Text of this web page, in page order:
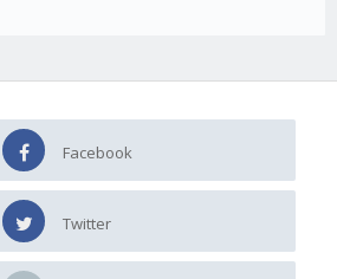
Facebook
Twitter